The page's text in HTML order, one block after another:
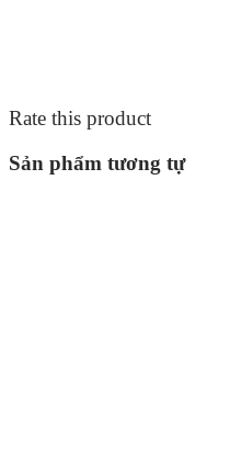
Rate this product
Sản phẩm tương tự